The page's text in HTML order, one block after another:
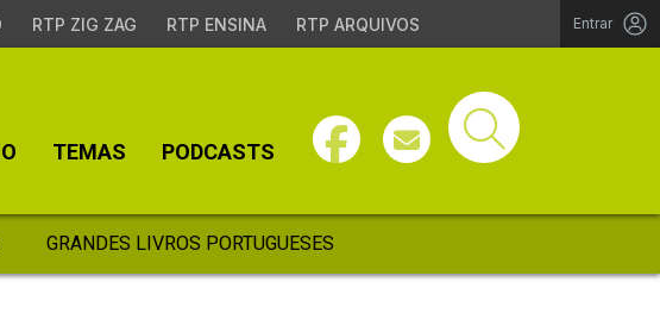
RTP ZIG ZAG RTP ENSINA RTP ARQUIVOS Entrar
TEMAS PODCASTS
GRANDES LIVROS PORTUGUESES